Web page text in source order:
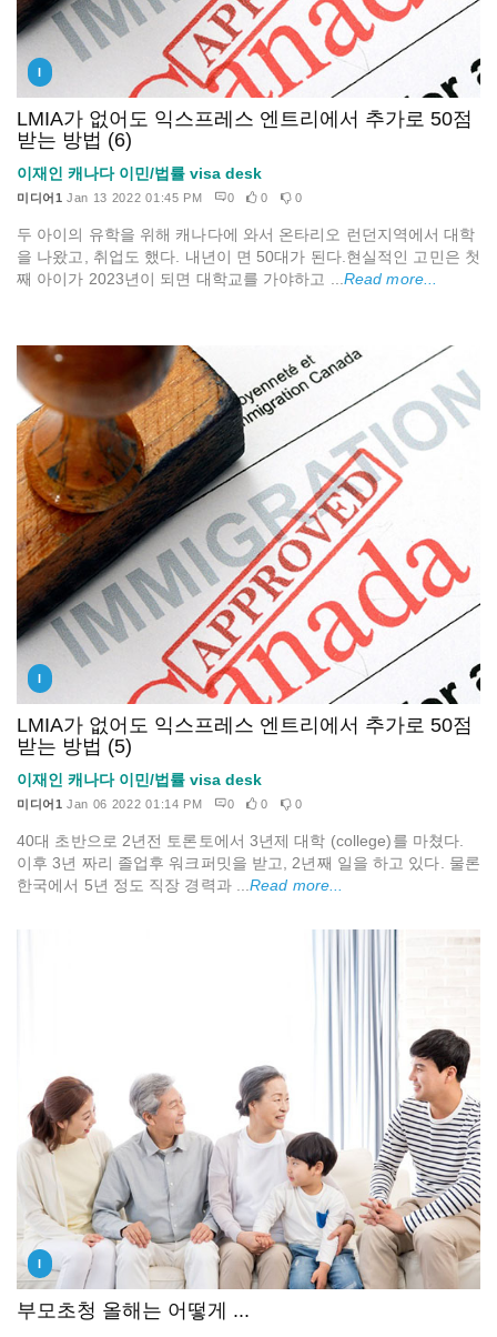
I
LMIA가 없어도 익스프레스 엔트리에서 추가로 50점
받는 방법 (6)
이재인 캐나다 이민/법률 visa desk
미디어1 Jan 13 2022 01:45 PM 0 0 0
두 아이의 유학을 위해 캐나다에 와서 온타리오 런던지역에서 대학
을 나왔고, 취업도 했다. 내년이 면 50대가 된다.현실적인 고민은 첫
째 아이가 2023년이 되면 대학교를 가야하고 ... Read more...
LMIA가 없어도 익스프레스 엔트리에서 추가로 50점
받는 방법 (5)
이재인 캐나다 이민/법률 visa desk
미디어1 Jan 06 2022 01:14 PM 0 0 0
40대 초반으로 2년전 토론토에서 3년제 대학 (college)를 마쳤다.
이후 3년 짜리 졸업후 워크퍼밋을 받고, 2년째 일을 하고 있다. 물론
한국에서 5년 정도 직장 경력과 ...Read more...
I
부모초청 올해는 어떻게 ...